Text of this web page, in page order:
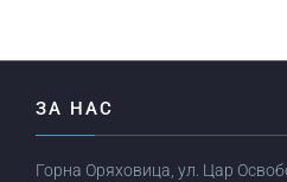
ЗА НАС
Горна Оряховица, ул. Цар